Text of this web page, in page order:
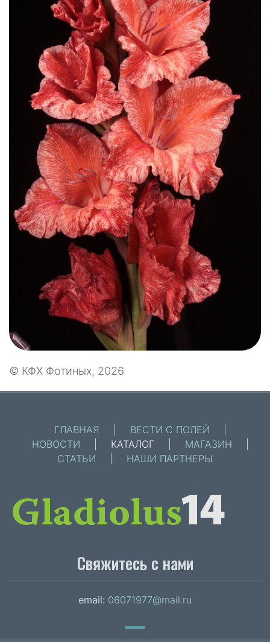
© КФХ Фотиных, 2026
ГЛАВНАЯ ВЕСТИ С ПОЛЕЙ
НОВОСТИ
КАТАЛОГ МАГАЗИН
СТАТЬИ
НАШИ ПАРТНЕРЫ
Свяжитесь с нами
email: 06071977@mail.ru